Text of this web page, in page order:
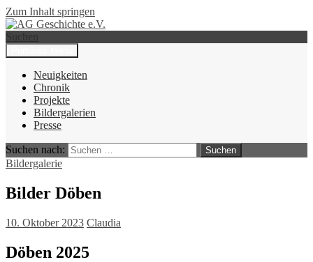
Zum Inhalt springen
AG Geschichte e.V.
Suchen
Neuigkeiten
Chronik
Projekte
Bildergalerien
Presse
Suchen nach:
Bildergalerie
Bilder Döben
10. Oktober 2023 Claudia
Döben 2025